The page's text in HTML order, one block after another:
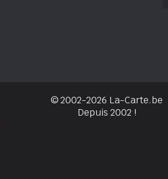
© 2002-2026 La-Carte.be
Depuis 2002 !